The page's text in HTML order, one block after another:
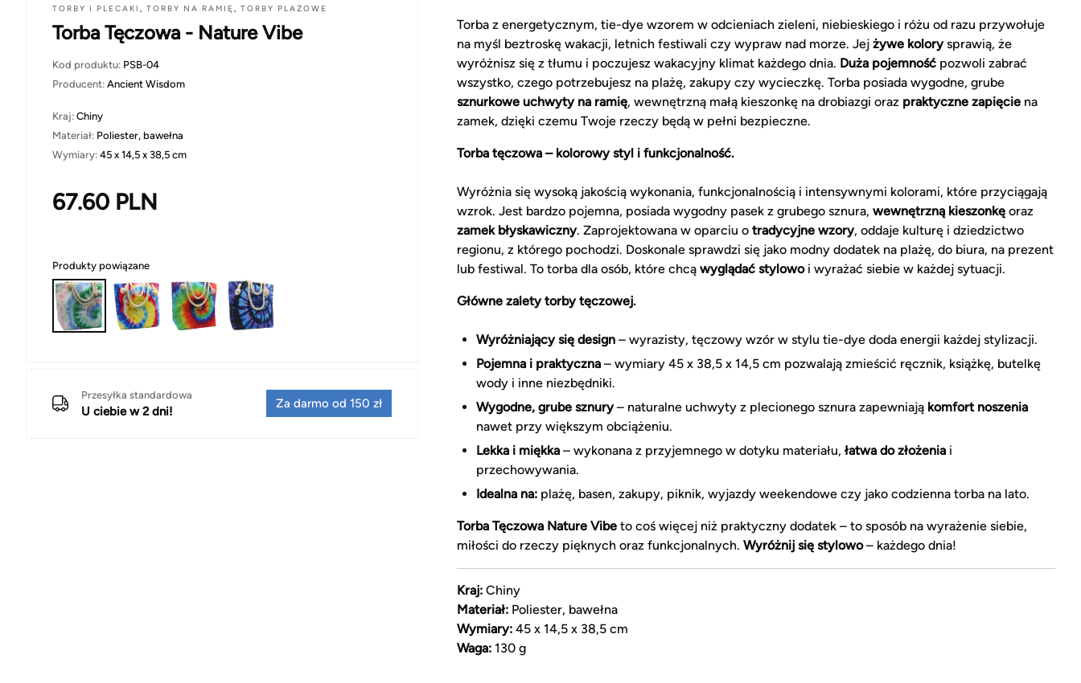
TORBY I PLECAKI , TORBY NA RAMIĘ , TORBY PLAŻOWE
Torba Tęczowa - Nature Vibe
Kod produktu: PSB-04
Producent: Ancient Wisdom
Kraj: Chiny
Materiał: Poliester, bawełna
Wymiary: 45 x 14,5 x 38,5 cm
67.60 PLN
Produkty powiązane
Przesyłka standardowa
U ciebie w 2 dni!
Za darmo od 150 zł
Torba z energetycznym, tie-dye wzorem w odcieniach zieleni, niebieskiego i różu od razu przywołuje
na myśl beztroskę wakacji, letnich festiwali czy wypraw nad morze. Jej żywe kolorysprawią, że
wyróżnisz się z tłumu i poczujesz wakacyjny klimat każdego dnia. Duża pojemność pozwoli zabrać
wszystko, czego potrzebujesz na plażę, zakupy czy wycieczkę. Torba posiada wygodne, grube
sznurkowe uchwyty na ramię, wewnętrzną małą kieszonkę na drobiazgi oraz praktyczne zapięcie na
zamek, dzięki czemu Twoje rzeczy będą w pełni bezpieczne.
Torba tęczowa – kolorowy styl i funkcjonalność.
Wyróżnia się wysoką jakością wykonania, funkcjonalnością i intensywnymi kolorami, które przyciągają
wzrok. Jest bardzo pojemna, posiada wygodny pasek z grubego sznura, wewnętrzną kieszonkę oraz
zamek błyskawiczny. Zaprojektowana w oparciu o tradycyjne wzory, oddaje kulturę i dziedzictwo
regionu, z którego pochodzi. Doskonale sprawdzi się jako modny dodatek na plażę, do biura, na prezent
lub festiwal. To torba dla osób, które chcą wyglądać stylowoi wyrażać siebie w każdej sytuacji.
Główne zalety torby tęczowej.
Wyróżniający się design – wyrazisty, tęczowy wzór w stylu tie-dye doda energii każdej stylizacji.
Pojemna i praktyczna – wymiary 45 x 38,5 x 14,5 cm pozwalają zmieścić ręcznik, książkę, butelkę
wody i inne niezbędniki.
Wygodne, grube sznury– naturalne uchwyty z plecionego sznura zapewniają komfort noszenia
nawet przy większym obciążeniu.
Lekka i miękka – wykonana z przyjemnego w dotyku materiału, łatwa do złożenia i
przechowywania.
Idealna na: plażę, basen, zakupy, piknik, wyjazdy weekendowe czy jako codzienna torba na lato.
Torba Tęczowa Nature Vibe to coś więcej niż praktyczny dodatek – to sposób na wyrażenie siebie,
miłości do rzeczy pięknych oraz funkcjonalnych. Wyróżnij się stylowo– każdego dnia!
Kraj: Chiny
Materiał: Poliester, bawełna
Wymiary: 45 x 14,5 x 38,5 cm
Waga: 130 g